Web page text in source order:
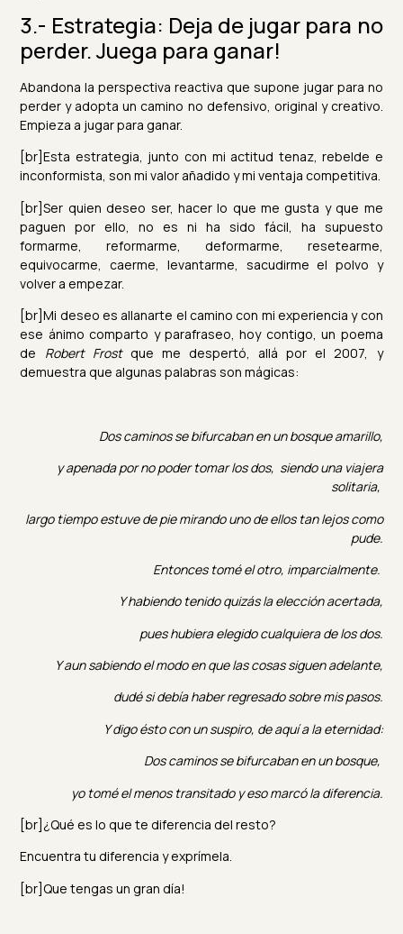
3.- Estrategia: Deja de jugar para no
perder. Juega para ganar!
Abandona la perspectiva reactiva que supone jugar para no
perder y adopta un camino no defensivo, original y creativo.
Empieza a jugar para ganar.
[br]Esta estrategia, junto con mi actitud tenaz, rebelde e
inconformista, son mi valor añadido y mi ventaja competitiva.
[br]Ser quien deseo ser, hacer lo que me gusta y que me
paguen por ello, no es ni ha sido fácil, ha supuesto
formarme, reformarme, deformarme, resetearme,
equivocarme, caerme, levantarme, sacudirme el polvo y
volver a empezar.
[br]Mi deseo es allanarte el camino con mi experiencia y con
ese ánimo comparto y parafraseo, hoy contigo, un poema
de Robert Frostque me despertó, allá por el 2007, y
demuestra que algunas palabras son mágicas:
Dos caminos se bifurcaban en un bosque amarillo,
y apenada por no poder tomar los dos, siendo una viajera
solitaria,
largo tiempo estuve de pie mirando uno de ellos tan lejos como
pude.
Entonces tomé el otro, imparcialmente.
Yhabiendo tenido quizás la elección acertada,
pueshubiera elegido cualquiera de los dos.
Y aun sabiendo el modo en que las cosas siguen adelante,
dudé si debía haber regresado sobre mis pasos.
Y digo ésto con un suspiro, de aquí a la eternidad:
Dos caminos se bifurcaban en un bosque,
yotomé el menos transitado yeso marcó la diferencia.
[br]¿Qué es lo que te diferencia del resto?
Encuentra tu diferencia y exprímela.
[br]Que tengas un gran día!